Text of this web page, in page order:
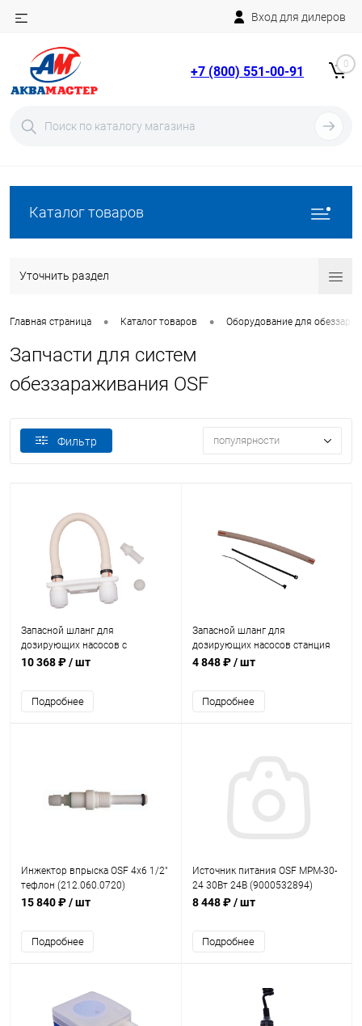
Вход для дилеров
+7 (800) 551-00-91 0
Каталог товаров
Уточнить раздел
Главная страница • Каталог товаров • Оборудование для
Запчасти для систем
обеззараживания OSF
Фильтр популярности
Запасной шланг для
дозирующих насосов с
креплением станция OSF
(221.103.0178)
10 368 ₽/ шт
Подробнее
Запасной шланг для
дозирующих насосов станция
OSF WATERFRIEND exclusiv
4 848 ₽/ шт
Подробнее
Инжектор впрыска OSF 4х6 1/2"
тефлон (212.060.0720)
15 840 ₽/ шт
Подробнее
Источник питания OSF MPM-30-
24 30Вт 24В (9000532894)
8 448 ₽/ шт
Подробнее